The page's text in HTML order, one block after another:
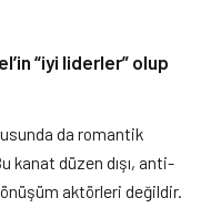
“iyi liderler” olup
da romantik
kanat düzen dışı, anti-
aktörleri değildir.